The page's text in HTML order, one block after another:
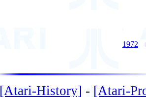
1972
[Atari-History] - [Atari-